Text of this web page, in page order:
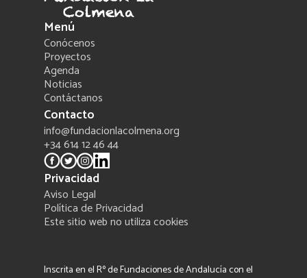
Menú
Conócenos
Proyectos
Agenda
Noticias
Contáctanos
Contacto
info@fundacionlacolmena.org
+34 614 12 46 44
Privacidad
Aviso Legal
Política de Privacidad
Este sitio web no utiliza cookies
Inscrita en el Rº de Fundaciones de Andalucía con el